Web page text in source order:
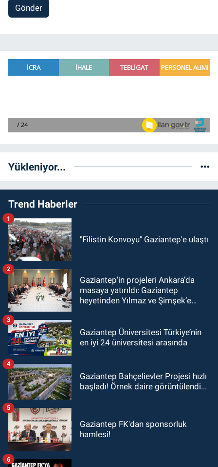
Gönder
Yükleniyor...
Trend Haberler
"Filistin Konvoyu" Gaziantep'e ulaştı
1
Gaziantep’in projeleri Ankara’da
masaya yatırıldı: Gaziantep
heyetinden Yılmaz ve Şimşek’e
2
Gaziantep Üniversitesi Türkiye’nin
en iyi 24 üniversitesi arasında
3
Gaziantep Bahçelievler Projesi hızlı
başladı! Örnek daire görüntülendi...
4
Gaziantep FK'dan sponsorluk
hamlesi!
5
6